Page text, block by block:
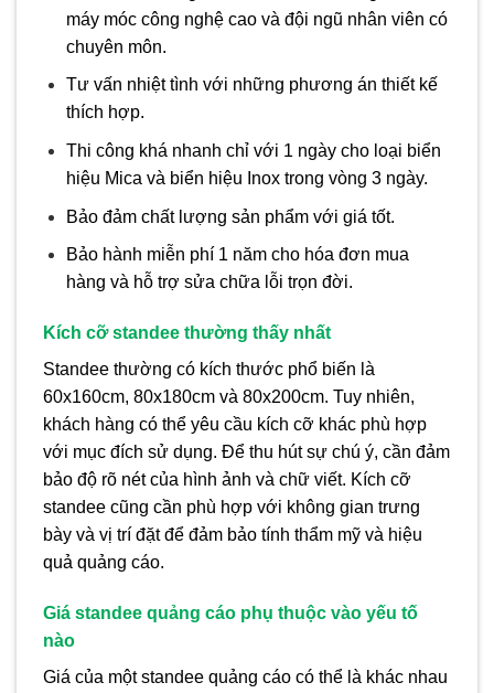
máy móc công nghệ cao và đội ngũ nhân viên có
chuyên môn.
Tư vấn nhiệt tình với những phương án thiết kế
thích hợp.
Thi công khá nhanh chỉ với 1 ngày cho loại biển
hiệu Mica và biển hiệu Inox trong vòng 3 ngày.
Bảo đảm chất lượng sản phẩm với giá tốt.
Bảo hành miễn phí 1 năm cho hóa đơn mua
hàng và hỗ trợ sửa chữa lỗi trọn đời.
Kích cỡ standee thường thấy nhất
Standee thường có kích thước phổ biến là
60x160cm, 80x180cm và 80x200cm. Tuy nhiên,
khách hàng có thể yêu cầu kích cỡ khác phù hợp
với mục đích sử dụng. Để thu hút sự chú ý, cần đảm
bảo độ rõ nét của hình ảnh và chữ viết. Kích cỡ
standee cũng cần phù hợp với không gian trưng
bày và vị trí đặt để đảm bảo tính thẩm mỹ và hiệu
quả quảng cáo.
Giá standee quảng cáo phụ thuộc vào yếu tố
nào
Giá của một standee quảng cáo có thể là khác nhau